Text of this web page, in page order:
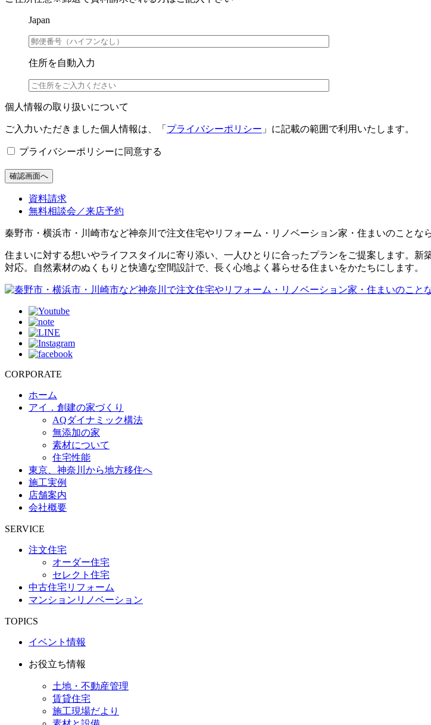
Japan
住所を自動入力
個人情報の取り扱いについて
ご入力いただきました個人情報は、「 プライバシーポリシー 」に記載の範囲で利用いたします。
プライバシーポリシーに同意する
資料請求
無料相談会／来店予約
秦野市・横浜市・川崎市など神奈川で注文住宅やリフォーム・リノベーション家・住まいのことな
住まいに対する想いやライフスタイルに寄り添い、一人ひとりに合ったプランをご提案します。
対応。自然素材のぬくもりと快適な空間設計で、長く心地よく暮らせる住まいをかたちにします。
CORPORATE
ホーム
アイ．創建の家づくり
AQダイナミック構法
無添加の家
素材について
住宅性能
東京、神奈川から地方移住へ
施工実例
店舗案内
会社概要
SERVICE
注文住宅
オーダー住宅
セレクト住宅
中古住宅リフォーム
マンションリノベーション
TOPICS
イベント情報
お役立ち情報
土地・不動産管理
賃貸住宅
施工現場だより